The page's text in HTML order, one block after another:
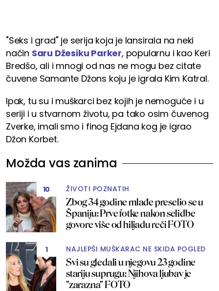
"Seks i grad" je serija koja je lansirala na neki
način Saru Džesiku Parker, popularnu i kao Keri
Bredšo, ali i mnogi od nas ne mogu bez citate
čuvene Samante Džons koju je igrala Kim Katral.
Ipak, tu su i muškarci bez kojih je nemoguće i u
seriji i u stvarnom životu, pa tako osim čuvenog
Zverke, imali smo i finog Ejdana kog je igrao
Džon Korbet.
Možda vas zanima
10 ŽIVOTI POZNATIH
Zbog 34 godine mlađe preselio se u
Španiju: Prve fotke nakon selidbe
govore više od hiljadu reči FOTO
1 NAJLEPŠI MUŠKARAC NE SKIDA POGLED
Svi su gledali u njegovu 23 godine
stariju suprugu: Njihova ljubav je
"zarazna" FOTO